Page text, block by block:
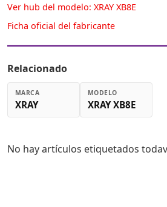
Ver hub del modelo: XRAY XB8E
Ficha oficial del fabricante
Relacionado
MARCA
XRAY
MODELO
XRAY XB8E
No hay artículos etiquetados